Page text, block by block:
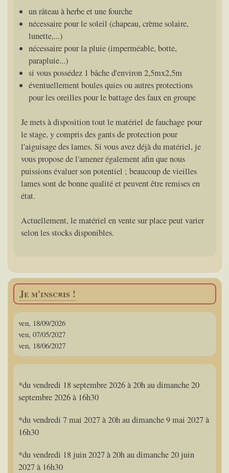
un râteau à herbe et une fourche
nécessaire pour le soleil (chapeau, crème solaire,
lunette,...)
nécessaire pour la pluie (imperméable, botte,
parapluie...)
si vous possédez 1 bâche d'environ 2,5mx2,5m
éventuellement boules quies ou autres protections
pour les oreilles pour le battage des faux en groupe
Je mets à disposition tout le matériel de fauchage pour
le stage, y compris des gants de protection pour
l'aiguisage des lames. Si vous avez déjà du matériel, je
vous propose de l'amener également afin que nous
puissions évaluer son potentiel ; beaucoup de vieilles
lames sont de bonne qualité et peuvent être remises en
état.
Actuellement, le matériel en vente sur place peut varier
selon les stocks disponibles.
Je m'inscris !
ven, 18/09/2026
ven, 07/05/2027
ven, 18/06/2027
*du vendredi 18 septembre 2026 à 20h au dimanche 20
septembre 2026 à 16h30
*du vendredi 7 mai 2027 à 20h au dimanche 9 mai 2027 à
16h30
*du vendredi 18 juin 2027 à 20h au dimanche 20 juin
2027 à 16h30